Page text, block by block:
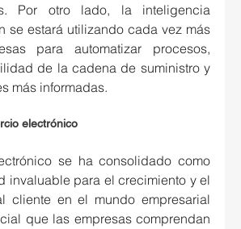
Por otro lado, la inteligencia
se estará utilizando cada vez más
para automatizar procesos,
de la cadena de suministro y
más informadas.
electrónico
se ha consolidado como
invaluable para el crecimiento y el
cliente en el mundo empresarial
que las empresas comprendan